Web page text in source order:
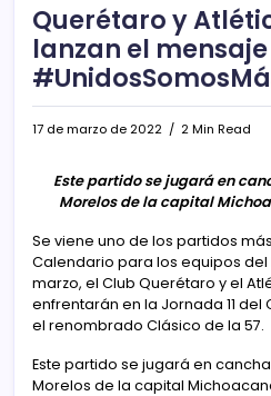
Querétaro y
lanzan el mensaje
17 de marzo de 2022 2 Min Read
Este partido se jugará en
Morelos de la capital
Se viene uno de los partidos
Calendario para los equipos del
marzo, el Club Querétaro y el
enfrentarán en la Jornada 11
el renombrado Clásico de la 57.
Este partido se jugará en
Morelos de la capital